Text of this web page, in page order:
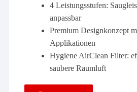
4 Leistungsstufen:
anpassbar
Premium Designkonzept
Applikationen
Hygiene AirClean Filter:
saubere Raumluft